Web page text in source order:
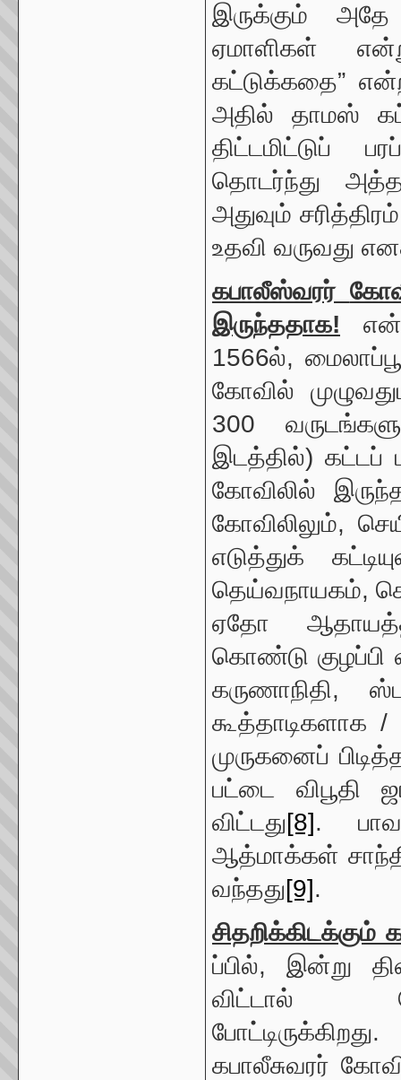
இருக்கும்
ஏமாளிகள்
கட்டுக்கதை”
அதில் தாமஸ்
திட்டமிட்டுப்
தொடர்ந்து
அதுவும்
உதவி வருவது
கபாலீஸ்வரர்
இருந்ததாக!
1566ல்,
கோவில்
300
இடத்தில்) கட்டப்
கோவிலில்
கோவிலிலும்,
எடுத்துக்
தெய்வநாயகம்,
ஏதோ
கொண்டு குழப்பி
கருணாநிதி,
கூத்தாடிகளாக
முருகனைப்
பட்டை விபூதி
விட்டது[8].
ஆத்மாக்கள்
வந்தது[9].
சிதறிக்கிடக்கும்
ப்பில், இன்று
விட்டால்
போட்டிருக்கிறது.
கபாலீசுவரர்